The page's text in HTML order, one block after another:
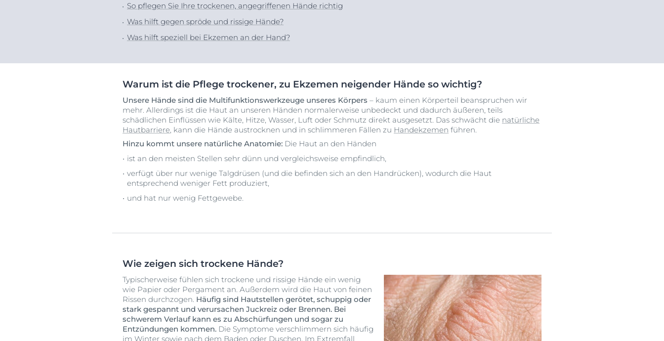
So pflegen Sie Ihre trockenen, angegriffenen Hände richtig
Was hilft gegen spröde und rissige Hände?
Was hilft speziell bei Ekzemen an der Hand?
Warum ist die Pflege trockener, zu Ekzemen neigender Hände so wichtig?
Unsere Hände sind die Multifunktionswerkzeuge unseres Körpers – kaum einen Körperteil beanspruchen wir
mehr. Allerdings ist die Haut an unseren Händen normalerweise unbedeckt und dadurch äußeren, teils
schädlichen Einflüssen wie Kälte, Hitze, Wasser, Luft oder Schmutz direkt ausgesetzt. Das schwächt die natürliche
Hautbarriere, kann die Hände austrocknen und in schlimmeren Fällen zu Handekzemen führen.
Hinzu kommt unsere natürliche Anatomie: Die Haut an den Händen
ist an den meisten Stellen sehr dünn und vergleichsweise empfindlich,
verfügt über nur wenige Talgdrüsen (und die befinden sich an den Handrücken), wodurch die Haut
entsprechend weniger Fett produziert,
und hat nur wenig Fettgewebe.
Wie zeigen sich trockene Hände?
Typischerweise fühlen sich trockene und rissige Hände ein wenig
wie Papier oder Pergament an. Außerdem wird die Haut von feinen
Rissen durchzogen. Häufig sind Hautstellen gerötet, schuppig oder
stark gespannt und verursachen Juckreiz oder Brennen. Bei
schwerem Verlauf kann es zu Abschürfungen und sogar zu
Entzündungen kommen. Die Symptome verschlimmern sich häufig
im Winter sowie nach dem Baden oder Duschen. Im Extremfall